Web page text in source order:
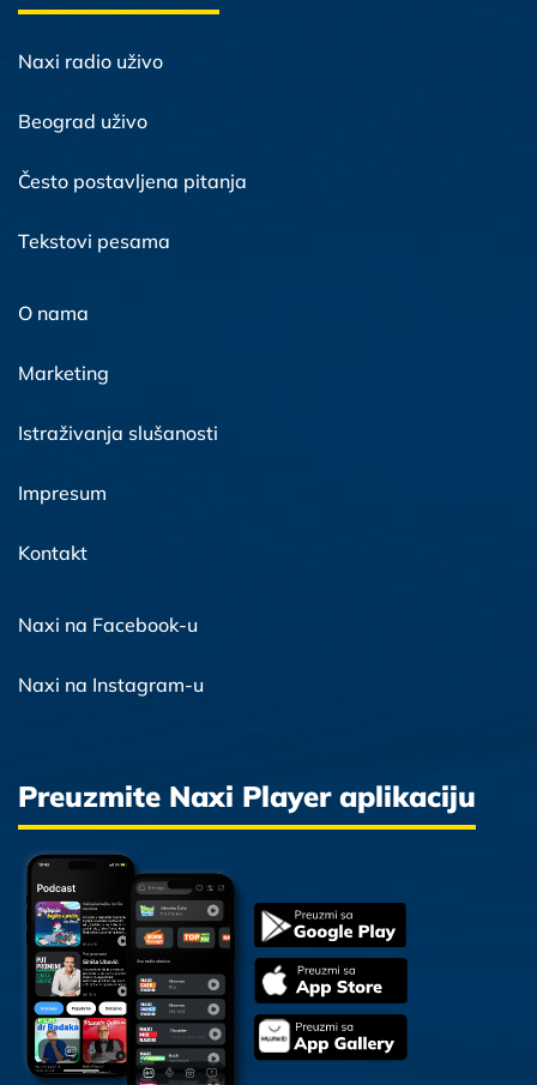
Naxi radio uživo
Beograd uživo
Često postavljena pitanja
Tekstovi pesama
O nama
Marketing
Istraživanja slušanosti
Impresum
Kontakt
Naxi na Facebook-u
Naxi na Instagram-u
Preuzmite Naxi Player aplikaciju